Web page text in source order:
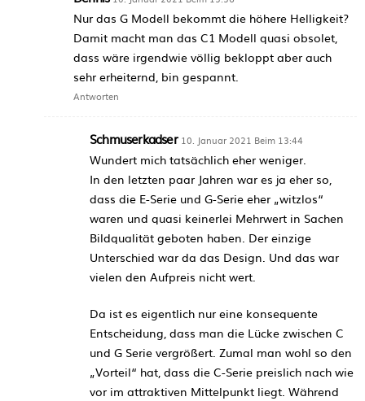
Nur das G Modell bekommt die höhere Helligkeit?
Damit macht man das C1 Modell quasi obsolet,
dass wäre irgendwie völlig bekloppt aber auch
sehr erheiternd, bin gespannt.
Antworten
Schmuserkadser 10. Januar 2021 Beim 13:44
Wundert mich tatsächlich eher weniger.
In den letzten paar Jahren war es ja eher so,
dass die E-Serie und G-Serie eher „witzlos“
waren und quasi keinerlei Mehrwert in Sachen
Bildqualität geboten haben. Der einzige
Unterschied war da das Design. Und das war
vielen den Aufpreis nicht wert.
Da ist es eigentlich nur eine konsequente
Entscheidung, dass man die Lücke zwischen C
und G Serie vergrößert. Zumal man wohl so den
„Vorteil“ hat, dass die C-Serie preislich nach wie
vor im attraktiven Mittelpunkt liegt. Während